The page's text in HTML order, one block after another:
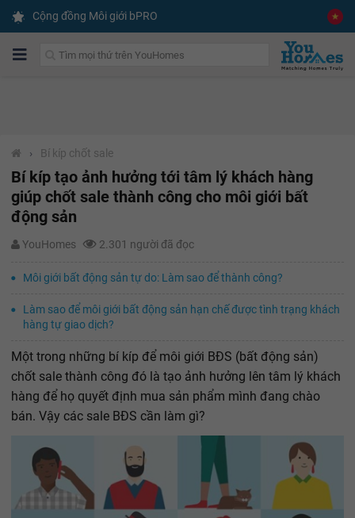
Cộng đồng Môi giới bPRO
› Bí kíp chốt sale
Bí kíp tạo ảnh hưởng tới tâm lý khách hàng
giúp chốt sale thành công cho môi giới bất
động sản
YouHomes 2.301 người đã đọc
Môi giới bất động sản tự do: Làm sao để thành công?
Làm sao để môi giới bất động sản hạn chế được tình trạng khách
hàng tự giao dịch?
Một trong những bí kíp để môi giới BĐS (bất động sản)
chốt sale thành công đó là tạo ảnh hưởng lên tâm lý khách
hàng để họ quyết định mua sản phẩm mình đang chào
bán. Vậy các sale BĐS cần làm gì?